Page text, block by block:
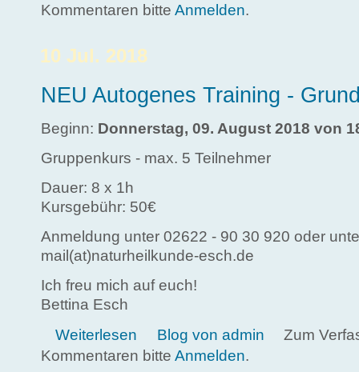
Kommentaren bitte Anmelden.
10 Jul. 2018
NEU Autogenes Training -
Beginn: Donnerstag, 09. August 2018 von
Gruppenkurs - max. 5 Teilnehmer
Dauer: 8 x 1h
Kursgebühr: 50€
Anmeldung unter 02622 - 90 30 920 oder
mail(at)naturheilkunde-esch.de
Ich freu mich auf euch!
Bettina Esch
Weiterlesen über NEU Autogenes Training - Grundstufe
Blog von admin
Zum
Kommentaren bitte Anmelden.